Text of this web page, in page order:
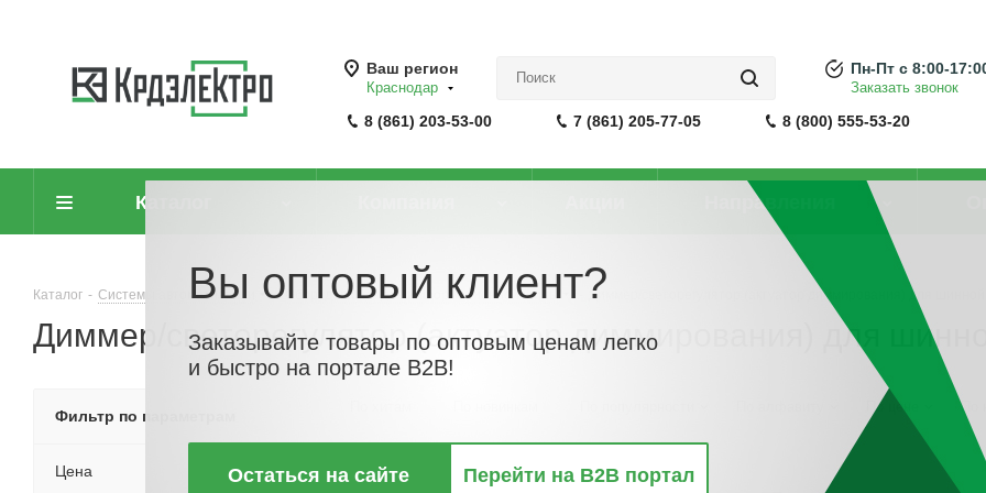
Ваш регион
Краснодар
8 (861) 203-53-00 7 (861) 205-77-05 8 (800) 555-53-20
Пн-Пт с 8:00-
Заказать звонок
Каталог Направления
Каталог - Системы автоматизации - Оборудование для информационной шины Диммер/светорегулятор (актуатор диммирования) для шинной
Диммер/светорегулятор (актуатор диммирования) для
По цене По
Фильтр по параметрам
Цена
Вы оптовый клиент?
Заказывайте товары по оптовым ценам легко
и быстро на портале B2B!
Остаться на сайте Перейти на B2B портал